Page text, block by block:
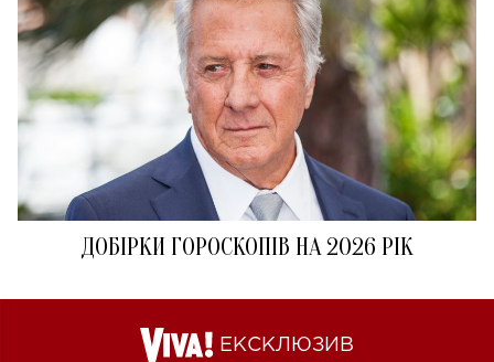
ДОБІРКИ ГОРОСКОПІВ НА 2026 РІК
ЕКСКЛЮЗИВ